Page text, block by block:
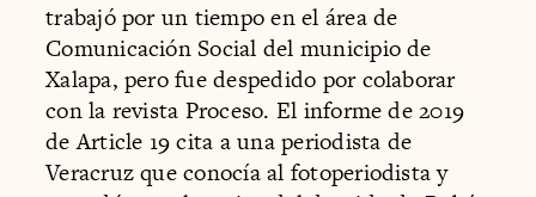
trabajó por un tiempo en el área de
Comunicación Social del municipio de
Xalapa, pero fue despedido por colaborar
con la revista Proceso. El informe de 2019
de Article 19 cita a una periodista de
Veracruz que conocía al fotoperiodista y